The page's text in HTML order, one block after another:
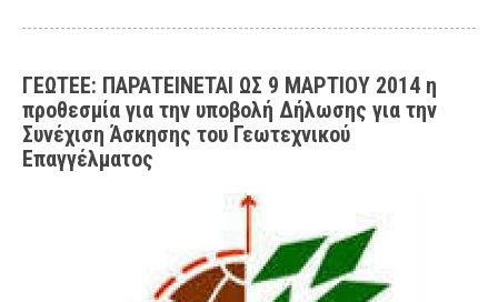
ΓΕΩΤΕΕ: ΠΑΡΑΤΕΙΝΕΤΑΙ ΩΣ 9 ΜΑΡΤΙΟΥ 2014 η
προθεσμία για την υποβολή Δήλωσης για την
Συνέχιση Άσκησης του Γεωτεχνικού
Επαγγέλματος